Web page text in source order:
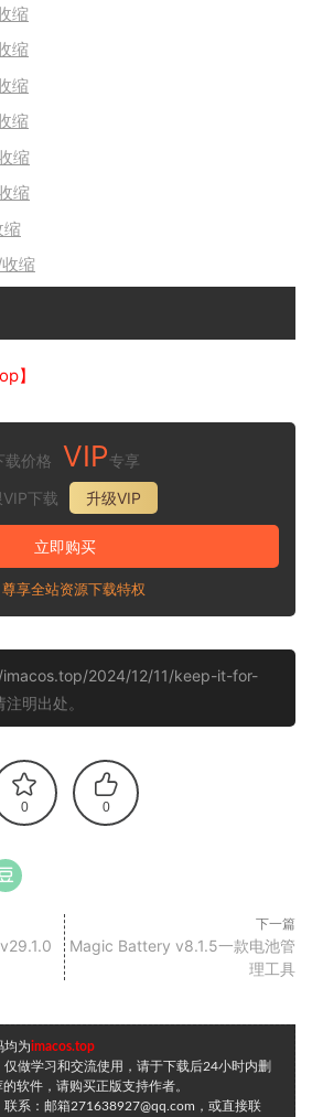
缩
缩
缩
缩
缩
缩
缩
缩
】
载价格 VIP专享
VIP下载
升级VIP
立即购买
享全站资源下载特权
2024/12/11/keep-it-for-
注明出处。
0 0
下一篇
Magic Battery v8.1.5一款电池管
理工具
均为imacos.top
做学习和交流使用，请于下载后24小时内删
软件，请购买正版支持作者。
联系：邮箱271638927@qq.com，或直接联